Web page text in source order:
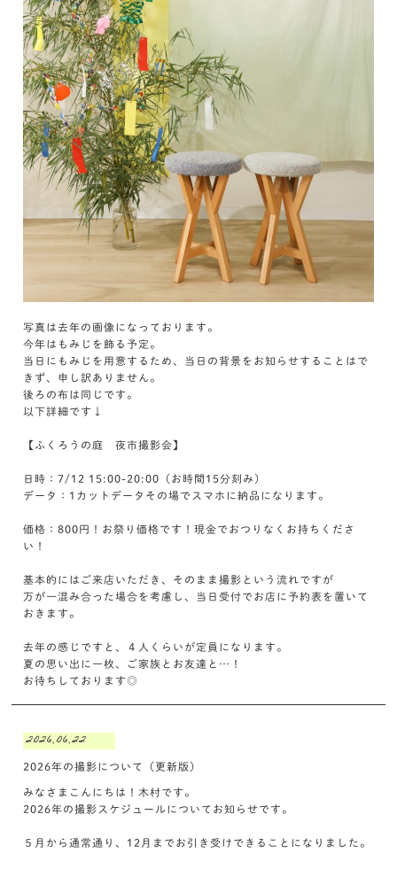
写真は去年の画像になっております。
今年はもみじを飾る予定。
当日にもみじを用意するため、当日の背景をお知らせすることはで
きず、申し訳ありません。
後ろの布は同じです。
以下詳細です↓
【ふくろうの庭 夜市撮影会】
日時：7/12 15:00-20:00（お時間15分刻み）
データ：1カットデータその場でスマホに納品になります。
価格：800円！お祭り価格です！現金でおつりなくお持ちくださ
い！
基本的にはご来店いただき、そのまま撮影という流れですが
万が一混み合った場合を考慮し、当日受付でお店に予約表を置いて
おきます。
去年の感じですと、４人くらいが定員になります。
夏の思い出に一枚、ご家族とお友達と…！
お待ちしております◎
2026.06.22
2026年の撮影について（更新版）
みなさまこんにちは！木村です。
2026年の撮影スケジュールについてお知らせです。
５月から通常通り、12月までお引き受けできることになりました。